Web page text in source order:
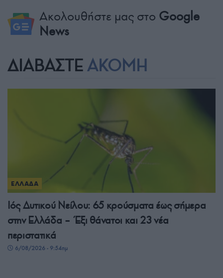
Ακολουθήστε μας στο Google
News
ΔΙΑΒΑΣΤΕ ΑΚΟΜΗ
ΕΛΛΑΔΑ
Ιός Δυτικού Νείλου: 65 κρούσματα έως σήμερα
στην Ελλάδα – Έξι θάνατοι και 23 νέα
περιστατικά
6/08/2026 - 9:54πμ